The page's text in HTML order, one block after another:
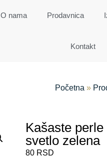
O nama Prodavnica
Kontakt
Početna »
Kašaste
svetlo zelena
80 RSD